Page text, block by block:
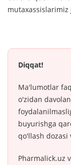
Diqqat!
Ma'lumotlar
o'zidan
buyurishga
qo'llash
Pharmalick.uz